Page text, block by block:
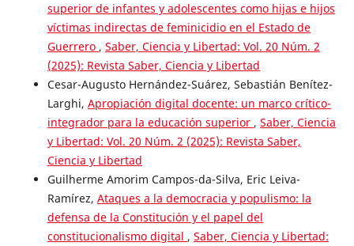
superior de infantes y adolescentes como hijas e hijos
víctimas indirectas de feminicidio en el Estado de
Guerrero , Saber, Ciencia y Libertad: Vol. 20 Núm. 2
(2025): Revista Saber, Ciencia y Libertad
Cesar-Augusto Hernández-Suárez, Sebastián Benítez-
Larghi, Apropiación digital docente: un marco crítico-
integrador para la educación superior , Saber, Ciencia
y Libertad: Vol. 20 Núm. 2 (2025): Revista Saber,
Ciencia y Libertad
Guilherme Amorim Campos-da-Silva, Eric Leiva-
Ramírez, Ataques a la democracia y populismo: la
defensa de la Constitución y el papel del
constitucionalismo digital , Saber, Ciencia y Libertad: